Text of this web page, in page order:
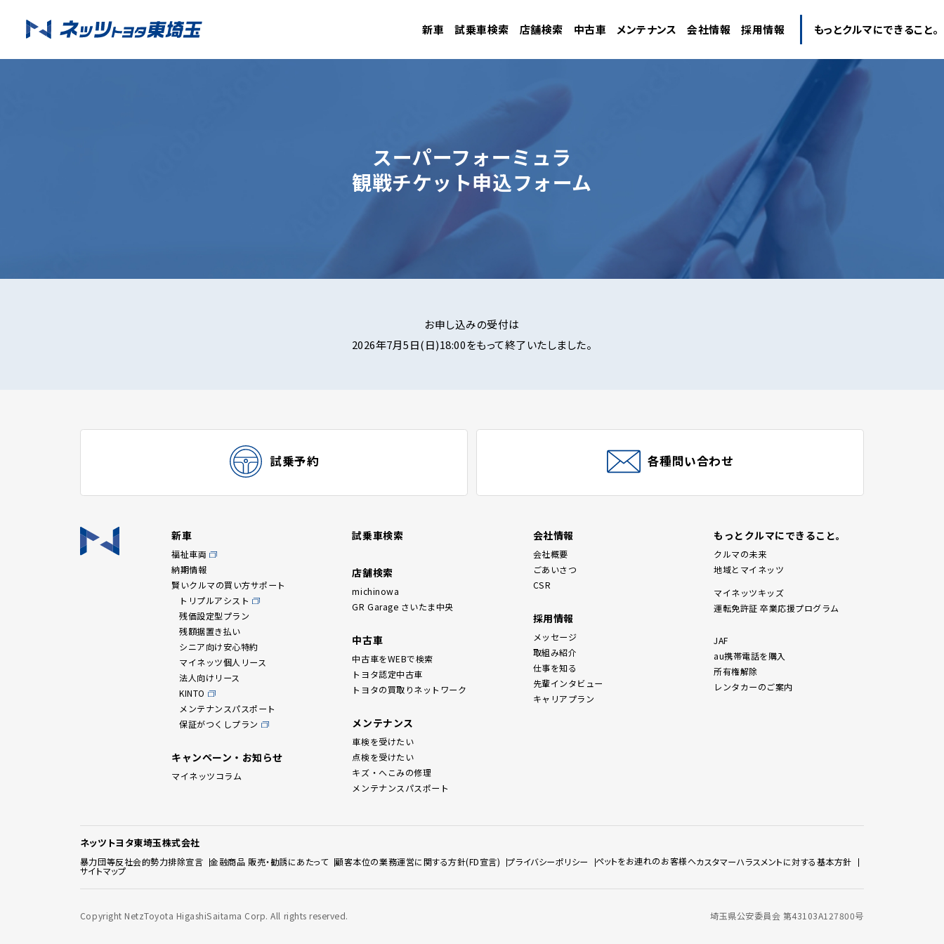
新車 試乗車検索 店舗検索 中古車 メンテナンス 会社情報 採用情報 もっとクルマにできること。
スーパーフォーミュラ
観戦チケット申込フォーム
お申し込みの受付は
2026年7月5日(日)18:00をもって終了いたしました。
試乗予約 各種問い合わせ
新車
福祉車両
納期情報
賢いクルマの買い方サポート
トリプルアシスト
残価設定型プラン
残額据置き払い
シニア向け安心特約
マイネッツ個人リース
法人向けリース
KINTO
メンテナンスパスポート
保証がつくしプラン
キャンペーン・お知らせ
マイネッツコラム
試乗車検索
店舗検索
michinowa
GR Garage さいたま中央
中古車
中古車をWEBで検索
トヨタ認定中古車
トヨタの買取りネットワーク
メンテナンス
車検を受けたい
点検を受けたい
キズ・へこみの修理
メンテナンスパスポート
会社情報
会社概要
ごあいさつ
CSR
採用情報
メッセージ
取組み紹介
仕事を知る
先輩インタビュー
キャリアプラン
もっとクルマにできること。
クルマの未来
地域とマイネッツ
マイネッツキッズ
運転免許証 卒業応援プログラム
JAF
au携帯電話を購入
所有権解除
レンタカーのご案内
ネッツトヨタ東埼玉株式会社
暴力団等反社会的勢力排除宣言 金融商品 販売・勧誘にあたって 顧客本位の業務運営に関する方針(FD宣言) プライバシーポリシー ペットをお連れのお客様へカスタマーハラスメントに対する基本方針
サイトマップ
Copyright NetzToyota HigashiSaitama Corp. All rights reserved. 埼玉県公安委員会 第43103A127800号